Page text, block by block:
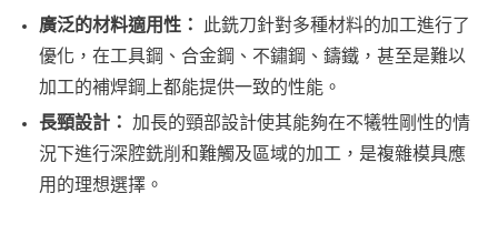
廣泛的材料適用性：
此銑刀針對多種材料的加工進行了
優化，在工具鋼、合金鋼、不鏽鋼、鑄鐵，甚至是難以
加工的補焊鋼上都能提供一致的性能。
長頸設計：
加長的頸部設計使其能夠在不犧牲剛性的情
況下進行深腔銑削和難觸及區域的加工，是複雜模具應
用的理想選擇。